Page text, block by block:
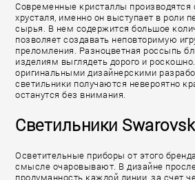
Современные кристаллы производятся
хрусталя, именно он выступает в роли
сырья. В нем содержится большое
позволяет создавать неповторимую
преломления. Разноцветная россыпь
изделиям выглядеть дорого и
оригинальными дизайнерскими
светильники получаются невероятно
останутся без внимания.
Светильники
Осветительные приборы от этого
смысле очаровывают. В дизайне
продуманность каждой линии, за счет